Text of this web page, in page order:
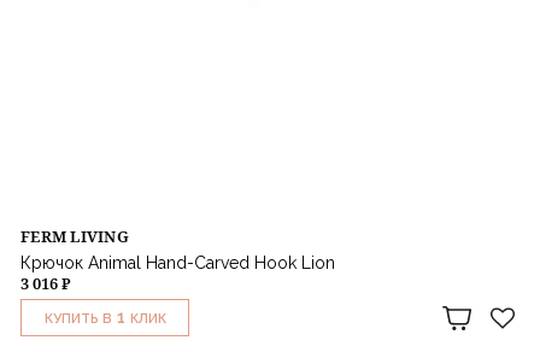
FERM LIVING
Крючок Animal Hand-Carved Hook Lion
3 016 ₽
КУПИТЬ В 1 КЛИК